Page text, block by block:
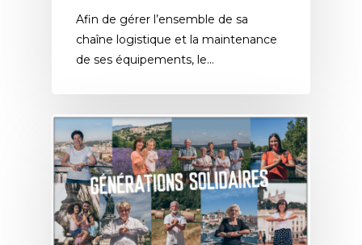
Afin de gérer l’ensemble de sa
chaîne logistique et la maintenance
de ses équipements, le…